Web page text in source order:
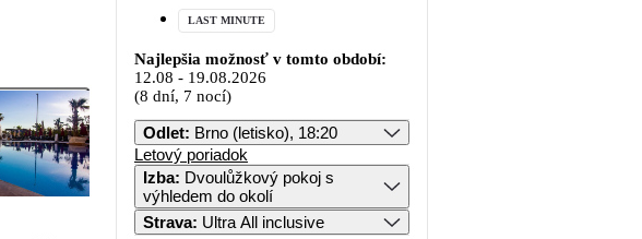
LAST MINUTE
Najlepšia možnosť v tomto období:
12.08 - 19.08.2026
(8 dní, 7 nocí)
Odlet: Brno (letisko), 18:20
Letový poriadok
Izba: Dvoulůžkový pokoj s
výhledem do okolí
Strava: Ultra All inclusive